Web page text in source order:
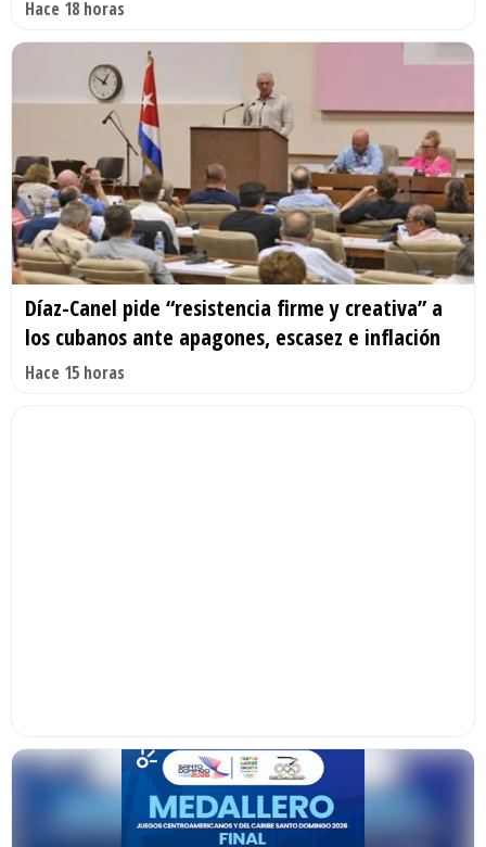
Hace 18 horas
Díaz-Canel pide “resistencia firme y creativa” a
los cubanos ante apagones, escasez e inflación
Hace 15 horas